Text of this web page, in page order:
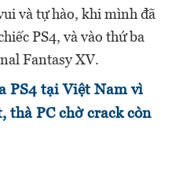
và tự hào, khi mình đã
PS4, và vào thứ ba
Fantasy XV.
PS4 tại Việt Nam vì
thà PC chờ crack còn